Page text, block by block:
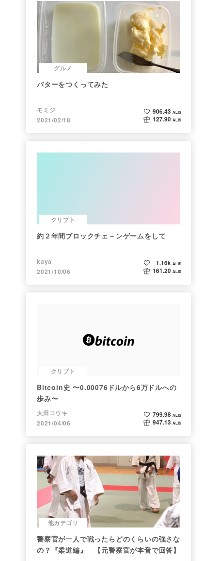
グルメ
バターをつくってみた
モミジ
2021/02/18
906.43 ALIS
127.90 ALIS
クリプト
約２年間ブロックチェ－ンゲームをして
kaya
2021/10/06
1.16k ALIS
161.20 ALIS
クリプト
Bitcoin史 〜0.00076ドルから6万ドルへの
歩み〜
大田コウキ
2021/04/06
799.98 ALIS
947.13 ALIS
他カテゴリ
警察官が一人で戦ったらどのくらいの強さな
の？『柔道編』 【元警察官が本音で回答】